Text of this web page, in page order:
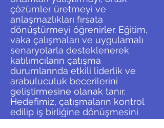
çözümler üretmeyi ve
anlaşmazlıkları fırsata
dönüştürmeyi öğrenirler. Eğitim,
vaka çalışmaları ve uygulamalı
senaryolarla desteklenerek
katılımcıların çatışma
durumlarında etkili liderlik ve
arabuluculuk becerilerini
geliştirmesine olanak tanır.
Hedefimiz, çatışmaların kontrol
edilip iş birliğine dönüşmesini
sağlayarak hem bireysel hem de